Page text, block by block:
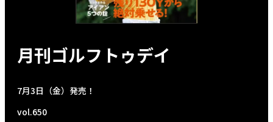
月刊ゴルフトゥデイ
7月3日（金）発売！
vol.650